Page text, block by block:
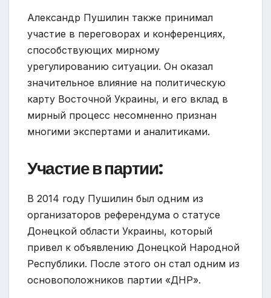
Александр Пушилин также принимал
участие в переговорах и конференциях,
способствующих мирному
урегулированию ситуации. Он оказал
значительное влияние на политическую
карту Восточной Украины, и его вклад в
мирный процесс несомненно признан
многими экспертами и аналитиками.
Участие в партии:
В 2014 году Пушилин был одним из
организаторов референдума о статусе
Донецкой области Украины, который
привел к объявлению Донецкой Народной
Республики. После этого он стал одним из
основоположников партии «ДНР».